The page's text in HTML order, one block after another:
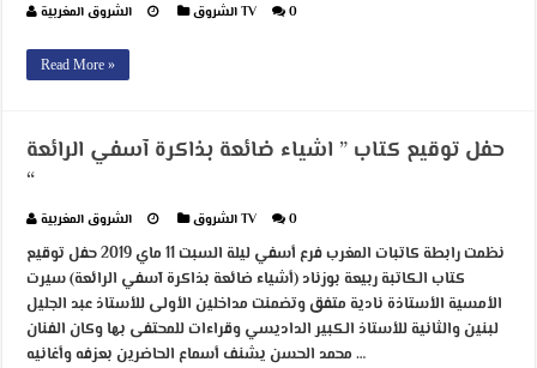
الشروق المغربية الشروق TV 0
Read More »
حفل توقيع كتاب ” اشياء ضائعة بذاكرة آسفي الرائعة
“
الشروق المغربية الشروق TV 0
نظمت رابطة كاتبات المغرب فرع أسفي ليلة السبت 11 ماي 2019 حفل توقيع
كتاب الكاتبة ربيعة بوزناد (أشياء ضائعة بذاكرة آسفي الرائعة) سيرت
الأمسية الأستاذة نادية متفق وتضمنت مداخلين الأولى للأستاذ عبد الجليل
لبنين والثانية للأستاذ الكبير الداديسي وقراءات للمحتفى بها وكان الفنان
محمد الحسن يشنف أسماع الحاضرين بعزفه وأغانيه …